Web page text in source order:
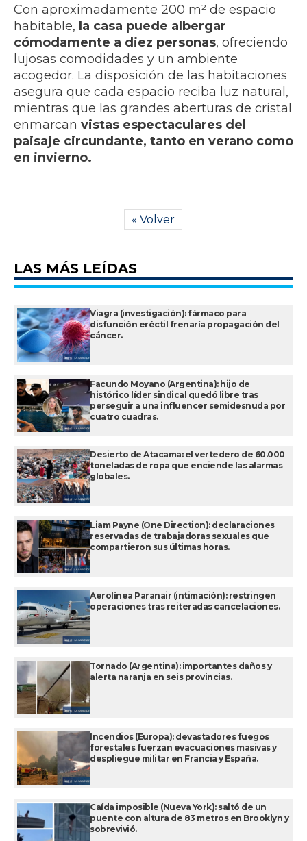
Con aproximadamente 200 m² de espacio
habitable, la casa puede albergar
cómodamente a diez personas, ofreciendo
lujosas comodidades y un ambiente
acogedor. La disposición de las habitaciones
asegura que cada espacio reciba luz natural,
mientras que las grandes aberturas de cristal
enmarcan vistas espectaculares del
paisaje circundante, tanto en verano como
en invierno.
« Volver
LAS MÁS LEÍDAS
Viagra (investigación): fármaco para
disfunción eréctil frenaría propagación del
cáncer.
Facundo Moyano (Argentina): hijo de
histórico líder sindical quedó libre tras
perseguir a una influencer semidesnuda por
cuatro cuadras.
Desierto de Atacama: el vertedero de 60.000
toneladas de ropa que enciende las alarmas
globales.
Liam Payne (One Direction): declaraciones
reservadas de trabajadoras sexuales que
compartieron sus últimas horas.
Aerolínea Paranair (intimación): restringen
operaciones tras reiteradas cancelaciones.
Tornado (Argentina): importantes daños y
alerta naranja en seis provincias.
Incendios (Europa): devastadores fuegos
forestales fuerzan evacuaciones masivas y
despliegue militar en Francia y España.
Caída imposible (Nueva York): saltó de un
puente con altura de 83 metros en Brooklyn y
sobrevivió.